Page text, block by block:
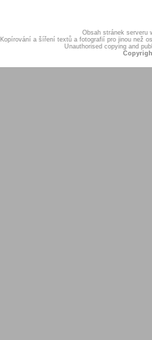
Obsah stránek serveru
Kopírování a šíření textů a fotografií pro jinou než
Unauthorised copying and